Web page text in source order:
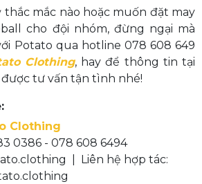
thắc mắc nào hoặc muốn đặt may
cho đội nhóm, đừng ngại mà
Potato qua hotline 078 608 649
Clothing, hay để thông tin tại
tư vấn tận tình nhé!
Clothing
0386 - 078 608 6494
| Liên hệ hợp tác: